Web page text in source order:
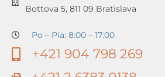
Bottova 5, 811 09 Bratislava
Po – Pia: 8:00 – 17:00
+421 904 798 269